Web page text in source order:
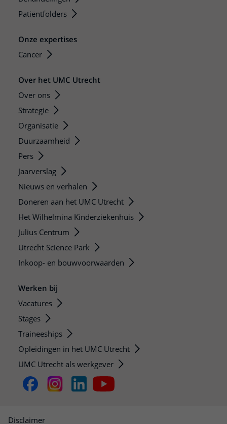
Patiëntfolders
Onze expertises
Cancer
Over het UMC Utrecht
Over ons
Strategie
Organisatie
Duurzaamheid
Pers
Jaarverslag
Nieuws en verhalen
Doneren aan het UMC Utrecht
Het Wilhelmina Kinderziekenhuis
Julius Centrum
Utrecht Science Park
Inkoop- en bouwvoorwaarden
Werken bij
Vacatures
Stages
Traineeships
Opleidingen in het UMC Utrecht
UMC Utrecht als werkgever
Disclaimer